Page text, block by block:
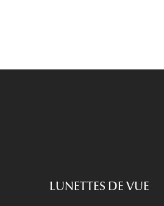
LUNETTES DE VUE